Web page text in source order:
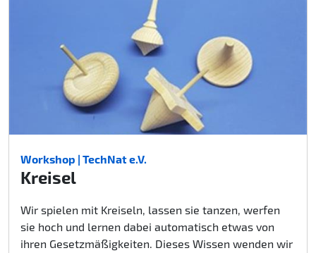
Workshop | TechNat e.V.
Kreisel
Wir spielen mit Kreiseln, lassen sie tanzen, werfen
sie hoch und lernen dabei automatisch etwas von
ihren Gesetzmäßigkeiten. Dieses Wissen wenden wir